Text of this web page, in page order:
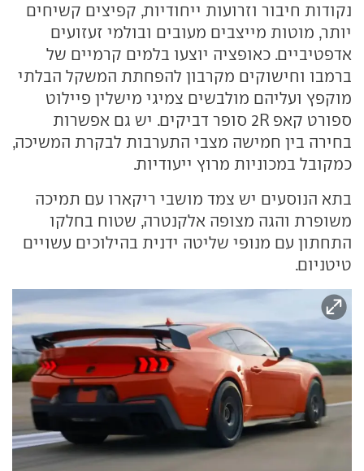
נקודות חיבור וזרועות ייחודיות, קפיצים קשיחים
יותר, מוטות מייצבים מעובים ובולמי זעזועים
אדפטיביים. כאופציה יוצעו בלמים קרמיים של
ברמבו וחישוקים מקרבון להפחתת המשקל הבלתי
מוקפץ ועליהם מולבשים צמיגי מישלין פיילוט
ספורט קאפ 2R סופר דביקים. יש גם אפשרות
בחירה בין חמישה מצבי התערבות לבקרת המשיכה,
כמקובל במכוניות מרוץ ייעודיות.
בתא הנוסעים יש צמד מושבי ריקארו עם תמיכה
משופרת והגה מצופה אלקנטרה, שטוח בחלקו
התחתון עם מנופי שליטה ידנית בהילוכים עשויים
טיטניום.